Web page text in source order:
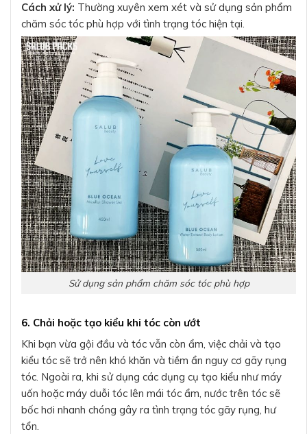
Cách xử lý: Thường xuyên xem xét và sử dụng sản phẩm
chăm sóc tóc phù hợp với tình trạng tóc hiện tại.
Sử dụng sản phẩm chăm sóc tóc phù hợp
6. Chải hoặc tạo kiểu khi tóc còn ướt
Khi bạn vừa gội đầu và tóc vẫn còn ẩm, việc chải và tạo
kiểu tóc sẽ trở nên khó khăn và tiềm ẩn nguy cơ gãy rụng
tóc. Ngoài ra, khi sử dụng các dụng cụ tạo kiểu như máy
uốn hoặc máy duỗi tóc lên mái tóc ẩm, nước trên tóc sẽ
bốc hơi nhanh chóng gây ra tình trạng tóc gãy rụng, hư
tổn.